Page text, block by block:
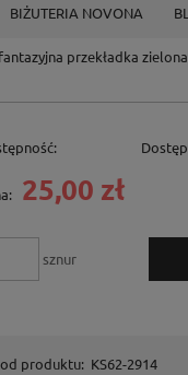
BIŻUTERIA NOVONA
przekładka
25,00 zł
sznur
produktu: KS62-2914